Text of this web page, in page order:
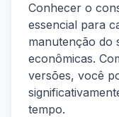
Conhecer o
essencial para
manutenção do
econômicas.
versões, você
tempo.